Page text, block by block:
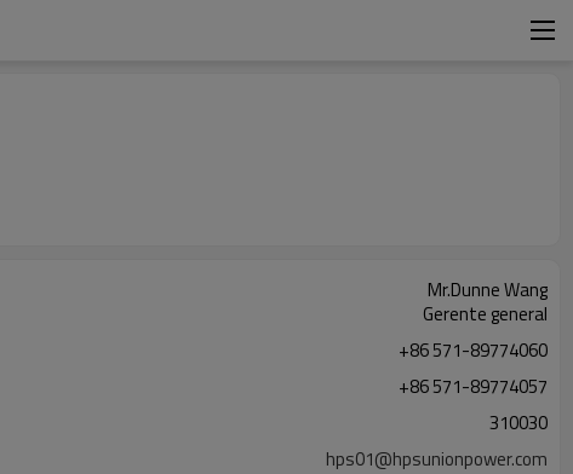
Mr.Dunne Wang
Gerente general
+86 571-89774060
+86 571-89774057
310030
hps01@hpsunionpower.com